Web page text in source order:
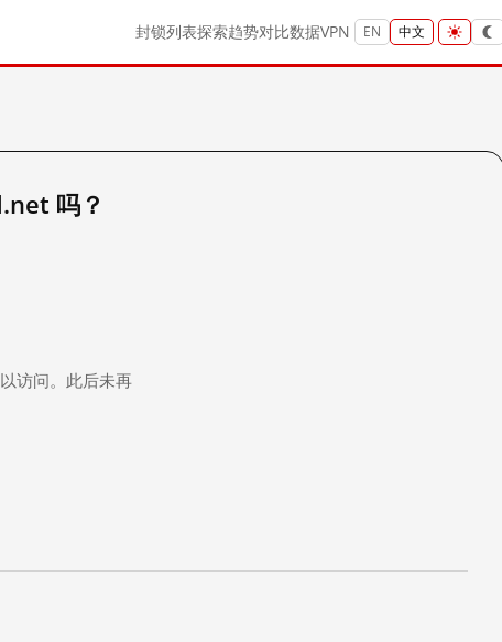
封锁列表探索趋势对比数据VPN EN 中文
吗？
访问。此后未再